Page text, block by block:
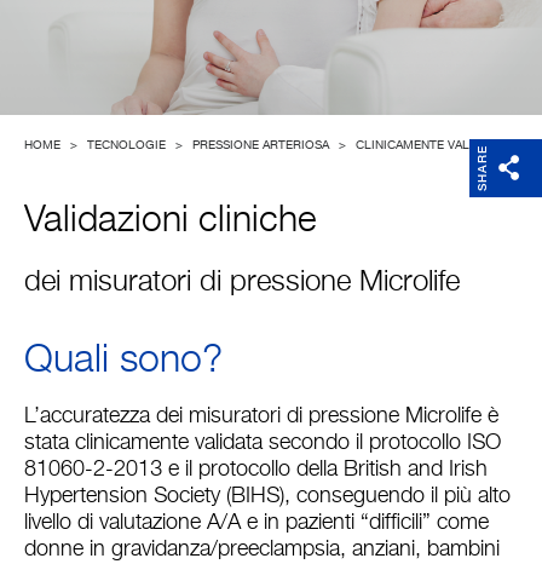
Azienda
HOME > TECNOLOGIE > PRESSIONE ARTERIOSA > CLINICAMENTE VALIDATO
SHARE
Validazioni cliniche
dei misuratori di pressione Microlife
Quali sono?
L’accuratezza dei misuratori di pressione Microlife è
stata clinicamente validata secondo il protocollo ISO
81060-2-2013 e il protocollo della British and Irish
Hypertension Society (BIHS), conseguendo il più alto
livello di valutazione A/A e in pazienti “difficili” come
donne in gravidanza/preeclampsia, anziani, bambini